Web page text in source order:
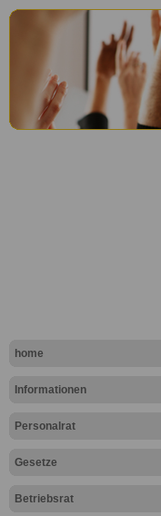
home
Informationen
Personalrat
Gesetze
Betriebsrat